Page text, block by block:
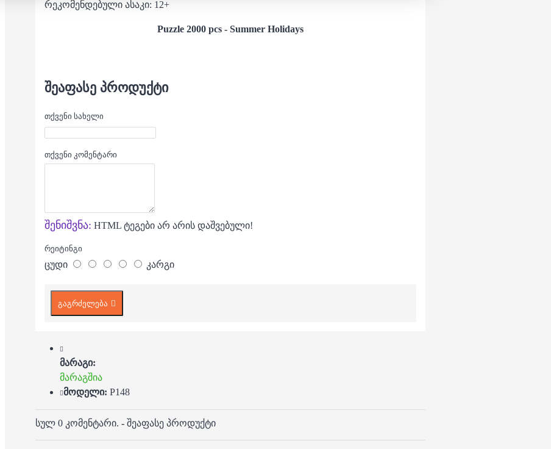
რეკომენდებული ასაკი: 12+
Puzzle 2000 pcs - Summer Holidays
ᲨᲔᲐᲤᲐᲡᲔ ᲞᲠᲝᲓᲣᲥᲢᲘ
თქვენი სახელი
თქვენი კომენტარი
შენიშვნა: HTML ტეგები არ არის დაშვებული!
რეიტინგი
ცუდი კარგი
გაგრძელება
მარაგი:
მარაგშია
მოდელი: P148
სულ 0 კომენტარი. - შეაფასე პროდუქტი